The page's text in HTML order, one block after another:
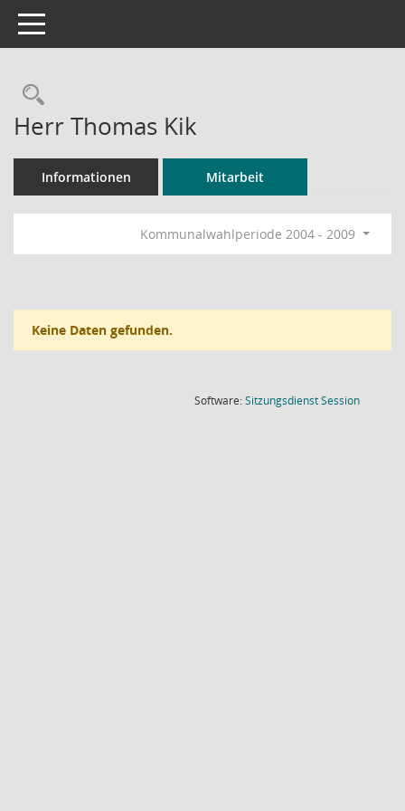
Toggle navigation
Rechercheauswahl
Herr Thomas Kik
Informationen Mitarbeit
Kommunalwahlperiode 2004 - 2009
Keine Daten gefunden.
Software:SitzungsdienstSession(Wird in